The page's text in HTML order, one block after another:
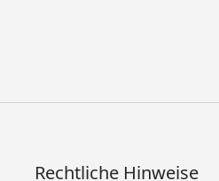
Rechtliche Hinweise